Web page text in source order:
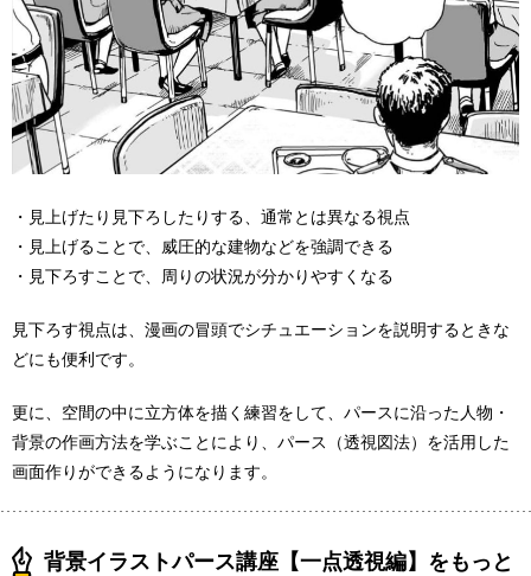
・見上げたり見下ろしたりする、通常とは異なる視点
・見上げることで、威圧的な建物などを強調できる
・見下ろすことで、周りの状況が分かりやすくなる
見下ろす視点は、漫画の冒頭でシチュエーションを説明するときな
どにも便利です。
更に、空間の中に立方体を描く練習をして、パースに沿った人物・
背景の作画方法を学ぶことにより、パース（透視図法）を活用した
画面作りができるようになります。
背景イラストパース講座【一点透視編】をもっと